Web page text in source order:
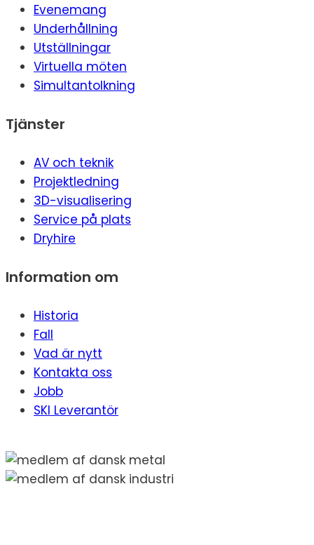
Evenemang
Underhållning
Utställningar
Virtuella möten
Simultantolkning
Tjänster
AV och teknik
Projektledning
3D-visualisering
Service på plats
Dryhire
Information om
Historia
Fall
Vad är nytt
Kontakta oss
Jobb
SKI Leverantör